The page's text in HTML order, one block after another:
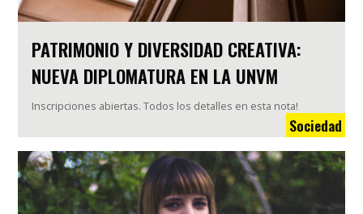
PATRIMONIO Y DIVERSIDAD CREATIVA:
NUEVA DIPLOMATURA EN LA UNVM
Inscripciones abiertas. Todos los detalles en esta nota!
Sociedad